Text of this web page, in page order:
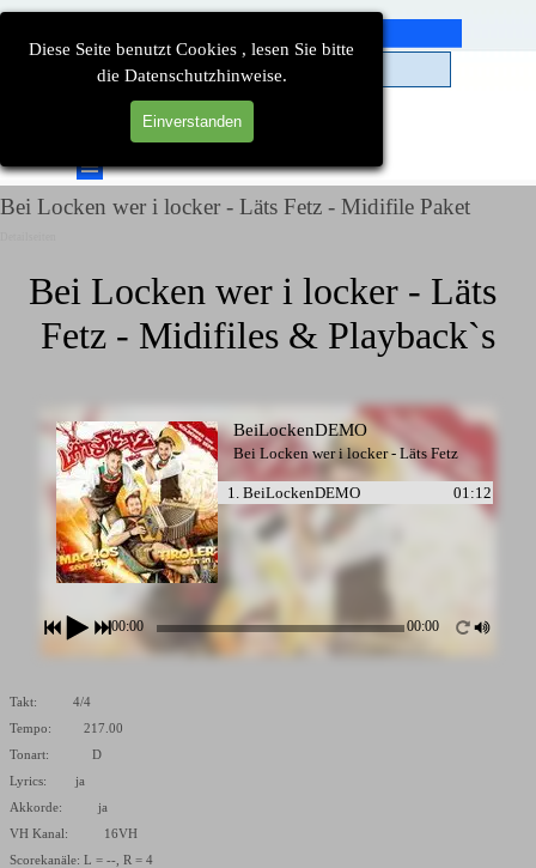
Diese Seite benutzt Cookies , lesen Sie bitte
die Datenschutzhinweise.
Einverstanden
Direkt zum Seiteninhalt
Menü überspringen
Bei Locken wer i locker - Läts Fetz - Midifile Paket
Bei Locken wer i locker - Läts
Fetz - Midifiles & Playback`s
BeiLockenDEMO
Bei Locken wer i locker - Läts Fetz
1. BeiLockenDEMO 01:12
00:00 00:00
Takt: 4/4
Tempo: 217.00
Tonart: D
Lyrics: ja
Akkorde: ja
VH Kanal: 16VH
Scorekanäle: L = --, R = 4